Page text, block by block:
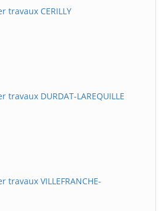
travaux CERILLY
travaux DURDAT-LAREQUILLE
travaux VILLEFRANCHE-